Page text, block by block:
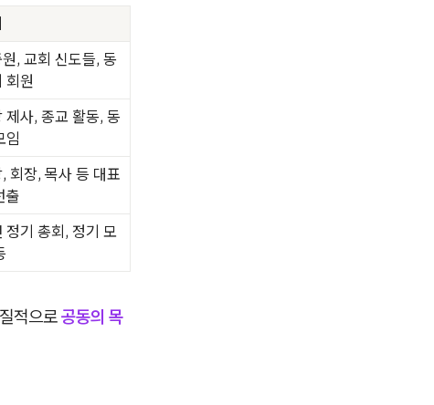
, 교회 신도들, 동
회원
제사, 종교 활동, 동
임
회장, 목사 등 대표
출
정기 총회, 정기 모
적으로공동의 목